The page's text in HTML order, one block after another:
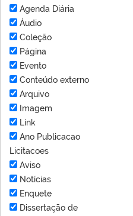
Agenda Diária
Áudio
Coleção
Página
Evento
Conteúdo externo
Arquivo
Imagem
Link
Ano Publicacao
Licitacoes
Aviso
Notícias
Enquete
Dissertação de